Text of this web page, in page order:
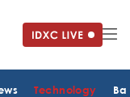
Technology